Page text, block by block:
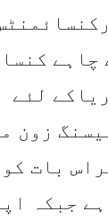
چاہے
لئے
زون
بات
جبکہ